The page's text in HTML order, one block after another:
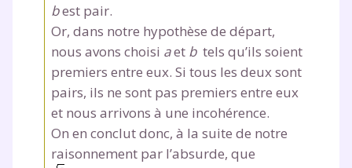
best pair.
Or, dans notre hypothèse de départ,
nous avons choisi aet btels qu’ils soient
premiers entre eux. Si tous les deux sont
pairs, ils ne sont pas premiers entre eux
et nous arrivons à une incohérence.
On en conclut donc, à la suite de notre
raisonnement par l’absurde, que
scolaire !
Fiches de cours et vidéos,exercices
corrigés,podcasts de révisions
Un espace dédié aux parentspour
suivre les progrès
Tout le programme scolaire du CP à
la Terminale
Des profs expérimentés disponibles